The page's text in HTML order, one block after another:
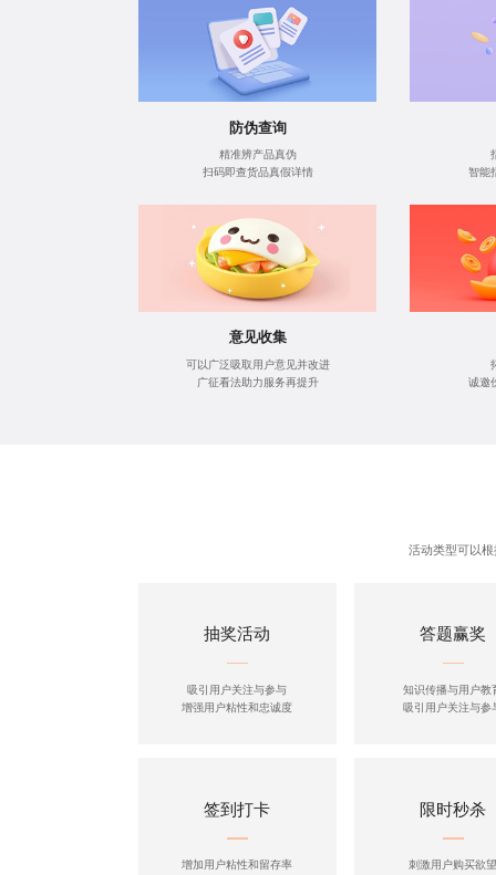
防伪查询
精准辨产品真伪
扫码即查货品真假详情
智能
意见收集
可以广泛吸取用户意见并改进
广征看法助力服务再提升
诚邀
活动类型可以
抽奖活动
吸引用户关注与参与
增强用户粘性和忠诚度
答题赢奖
知识传播与用户教
吸引用户关注与参
签到打卡
增加用户粘性和留存率
限时秒杀
刺激用户购买欲